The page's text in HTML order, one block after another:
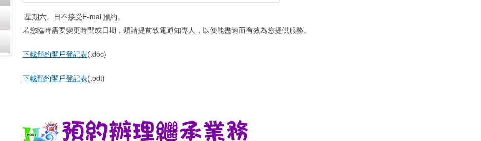
星期六、日不接受E-mail預約。
若您臨時需要變更時間或日期，煩請提前致電通知專人，以便能盡速而有效為您提供服務。
下載預約開戶登記表(.doc)
下載預約開戶登記表(.odt)